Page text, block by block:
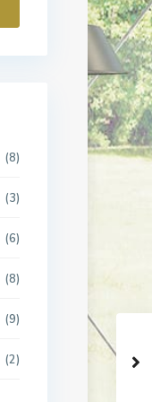
(8)
(3)
(6)
(8)
(9)
(2)